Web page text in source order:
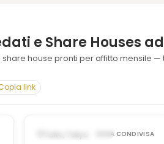
e Share Houses
house pronti per affitto mensile
link
DISPONIBILE ORA
Taito, Tokyo CASA CONDIVISA